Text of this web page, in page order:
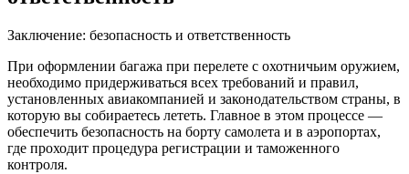
Заключение: безопасность и ответственность
При оформлении багажа при перелете с охотничьим оружием,
необходимо придерживаться всех требований и правил,
установленных авиакомпанией и законодательством страны, в
которую вы собираетесь лететь. Главное в этом процессе —
обеспечить безопасность на борту самолета и в аэропортах,
где проходит процедура регистрации и таможенного
контроля.